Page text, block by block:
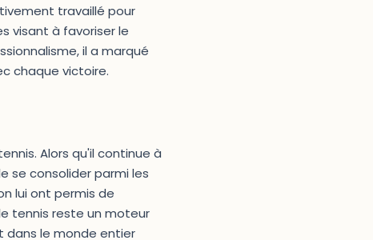
travaillé pour
visant à favoriser le
il a marqué
chaque victoire.
Alors qu'il continue à
se consolider parmi les
lui ont permis de
tennis reste un moteur
dans le monde entier